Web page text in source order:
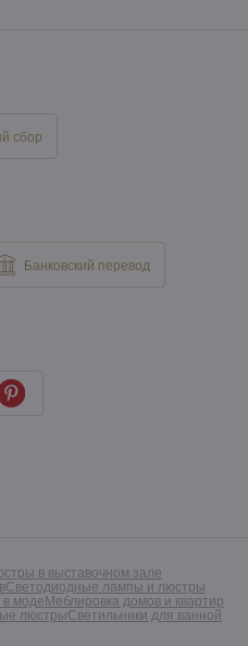
сбор
Банковский перевод
в выставочном зале
Светодиодные лампы и люстры
моде Меблировка домов и квартир
люстрыСветильники для ванной